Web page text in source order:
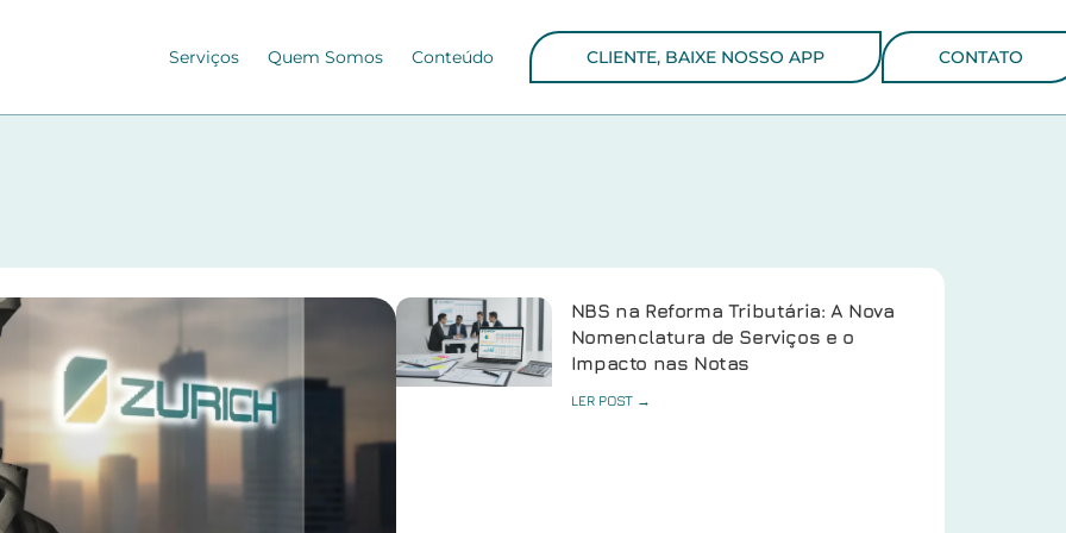
Serviços Quem Somos Conteúdo CLIENTE, BAIXE NOSSO APP CONTATO
NBS na Reforma Tributária: A Nova
Nomenclatura de Serviços e o
Impacto nas Notas
LER POST →